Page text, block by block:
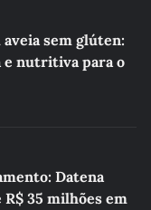
aveia sem glúten:
nutritiva para o
Datena
35 milhões em